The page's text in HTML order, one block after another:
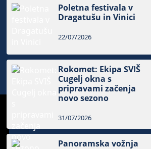
Poletna festivala v
Dragatušu in Vinici
22/07/2026
Rokomet: Ekipa SVIŠ
Cugelj okna s
pripravami začenja
novo sezono
31/07/2026
Panoramska vožnja